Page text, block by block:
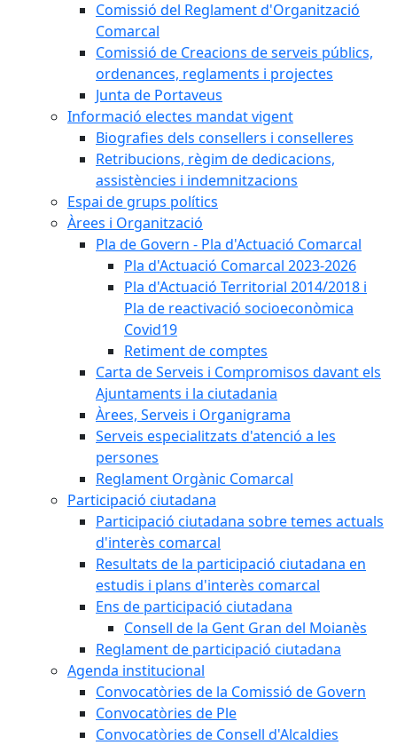
Comissió del Reglament d'Organització
Comarcal
Comissió de Creacions de serveis públics,
ordenances, reglaments i projectes
Junta de Portaveus
Informació electes mandat vigent
Biografies dels consellers i conselleres
Retribucions, règim de dedicacions,
assistències i indemnitzacions
Espai de grups polítics
Àrees i Organització
Pla de Govern - Pla d'Actuació Comarcal
Pla d'Actuació Comarcal 2023-2026
Pla d'Actuació Territorial 2014/2018 i
Pla de reactivació socioeconòmica
Covid19
Retiment de comptes
Carta de Serveis i Compromisos davant els
Ajuntaments i la ciutadania
Àrees, Serveis i Organigrama
Serveis especialitzats d'atenció a les
persones
Reglament Orgànic Comarcal
Participació ciutadana
Participació ciutadana sobre temes actuals
d'interès comarcal
Resultats de la participació ciutadana en
estudis i plans d'interès comarcal
Ens de participació ciutadana
Consell de la Gent Gran del Moianès
Reglament de participació ciutadana
Agenda institucional
Convocatòries de la Comissió de Govern
Convocatòries de Ple
Convocatòries de Consell d'Alcaldies